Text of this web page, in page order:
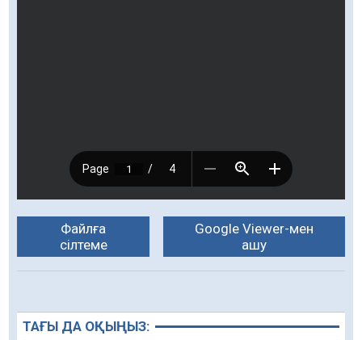
Файлға
сілтеме
Google Viewer-мен
ашу
ТАҒЫ ДА ОҚЫҢЫЗ: